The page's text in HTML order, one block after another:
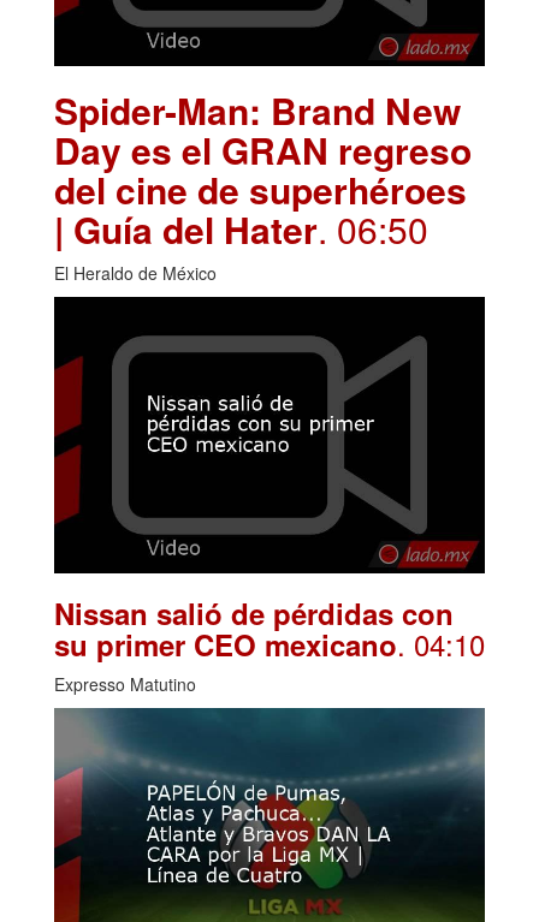
Spider-Man: Brand New
Day es el GRAN regreso
del cine de superhéroes
| Guía del Hater. 06:50
El Heraldo de México
Nissan salió de pérdidas con
su primer CEO mexicano. 04:10
Expresso Matutino